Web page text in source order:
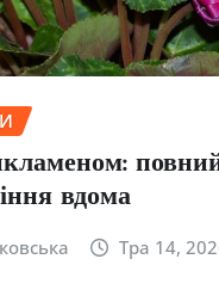
вдома
Тра 14,